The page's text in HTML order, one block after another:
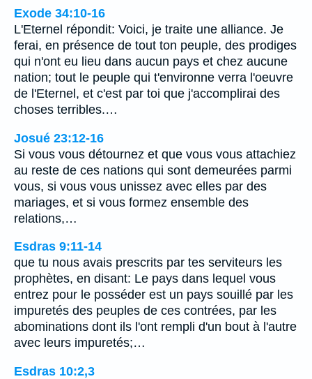
Exode 34:10-16
L'Eternel répondit: Voici, je traite une alliance. Je
ferai, en présence de tout ton peuple, des prodiges
qui n'ont eu lieu dans aucun pays et chez aucune
nation; tout le peuple qui t'environne verra l'oeuvre
de l'Eternel, et c'est par toi que j'accomplirai des
choses terribles.…
Josué 23:12-16
Si vous vous détournez et que vous vous attachiez
au reste de ces nations qui sont demeurées parmi
vous, si vous vous unissez avec elles par des
mariages, et si vous formez ensemble des
relations,…
Esdras 9:11-14
que tu nous avais prescrits par tes serviteurs les
prophètes, en disant: Le pays dans lequel vous
entrez pour le posséder est un pays souillé par les
impuretés des peuples de ces contrées, par les
abominations dont ils l'ont rempli d'un bout à l'autre
avec leurs impuretés;…
Esdras 10:2,3